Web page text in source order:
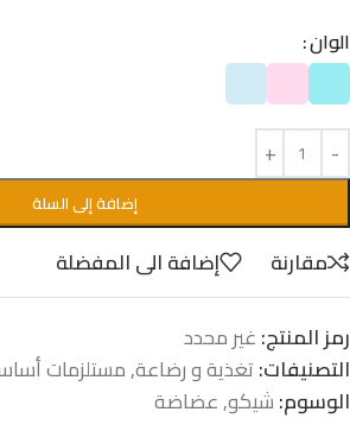
الوان
إضافة إلى السلة
مقارنة
إضافة الى المفضلة
رمز المنتج:غير محدد
التصنيفات:تغذية و رضاعة,مستلزمات
الوسوم:شيكو,عضاضة